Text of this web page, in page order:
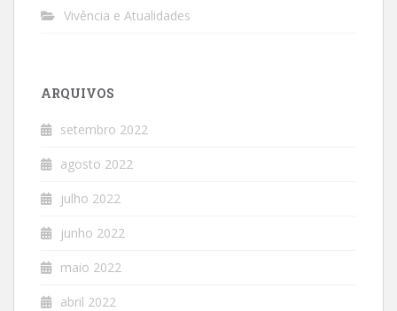
Vivência e Atualidades
ARQUIVOS
setembro 2022
agosto 2022
julho 2022
junho 2022
maio 2022
abril 2022